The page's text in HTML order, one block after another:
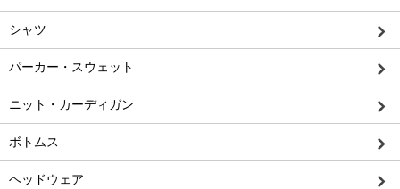
シャツ
パーカー・スウェット
ニット・カーディガン
ボトムス
ヘッドウェア